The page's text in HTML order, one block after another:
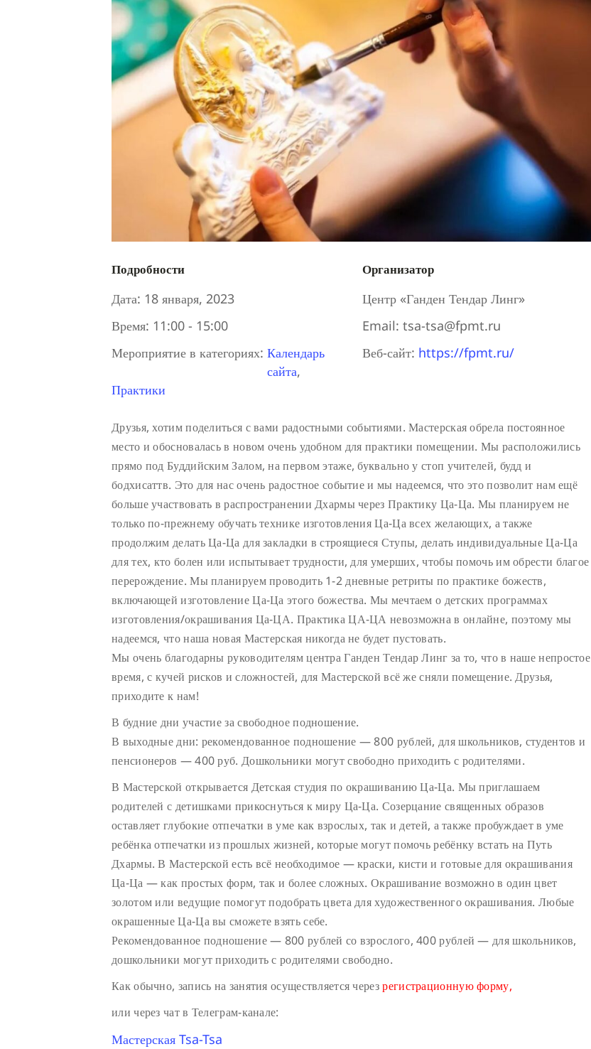
Подробности
Дата: 18 января, 2023
Время: 11:00 - 15:00
Мероприятие в категориях: Календарь
сайта,
Практики
Организатор
Центр «Ганден Тендар Линг»
Email: tsa-tsa@fpmt.ru
Веб-сайт: https://fpmt.ru/
Друзья, хотим поделиться с вами радостными событиями. Мастерская обрела постоянное
место и обосновалась в новом очень удобном для практики помещении. Мы расположились
прямо под Буддийским Залом, на первом этаже, буквально у стоп учителей, будд и
бодхисаттв. Это для нас очень радостное событие и мы надеемся, что это позволит нам ещё
больше участвовать в распространении Дхармы через Практику Ца-Ца. Мы планируем не
только по-прежнему обучать технике изготовления Ца-Ца всех желающих, а также
продолжим делать Ца-Ца для закладки в строящиеся Ступы, делать индивидуальные Ца-Ца
для тех, кто болен или испытывает трудности, для умерших, чтобы помочь им обрести благое
перерождение. Мы планируем проводить 1-2 дневные ретриты по практике божеств,
включающей изготовление Ца-Ца этого божества. Мы мечтаем о детских программах
изготовления/окрашивания Ца-ЦА. Практика ЦА-ЦА невозможна в онлайне, поэтому мы
надеемся, что наша новая Мастерская никогда не будет пустовать.
Мы очень благодарны руководителям центра Ганден Тендар Линг за то, что в наше непростое
время, с кучей рисков и сложностей, для Мастерской всё же сняли помещение. Друзья,
приходите к нам!
В будние дни участие за свободное подношение.
В выходные дни: рекомендованное подношение — 800 рублей, для школьников, студентов и
пенсионеров — 400 руб. Дошкольники могут свободно приходить с родителями.
В Мастерской открывается Детская студия по окрашиванию Ца-Ца. Мы приглашаем
родителей с детишками прикоснуться к миру Ца-Ца. Созерцание священных образов
оставляет глубокие отпечатки в уме как взрослых, так и детей, а также пробуждает в уме
ребёнка отпечатки из прошлых жизней, которые могут помочь ребёнку встать на Путь
Дхармы. В Мастерской есть всё необходимое — краски, кисти и готовые для окрашивания
Ца-Ца — как простых форм, так и более сложных. Окрашивание возможно в один цвет
золотом или ведущие помогут подобрать цвета для художественного окрашивания. Любые
окрашенные Ца-Ца вы сможете взять себе.
Рекомендованное подношение — 800 рублей со взрослого, 400 рублей — для школьников,
дошкольники могут приходить с родителями свободно.
Как обычно, запись на занятия осуществляется черезрегистрационную форму,
или через чат в Телеграм-канале:
Мастерская Tsa-Tsa